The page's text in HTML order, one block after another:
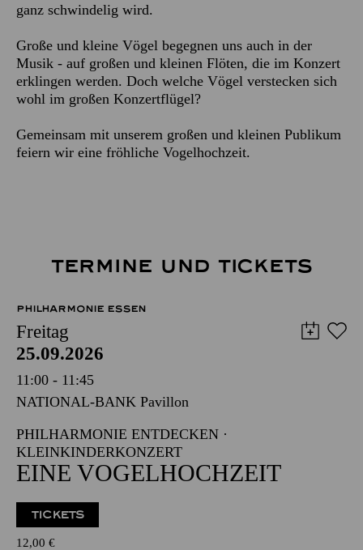
ganz schwindelig wird.
Große und kleine Vögel begegnen uns auch in der
Musik - auf großen und kleinen Flöten, die im Konzert
erklingen werden. Doch welche Vögel verstecken sich
wohl im großen Konzertflügel?
Gemeinsam mit unserem großen und kleinen Publikum
feiern wir eine fröhliche Vogelhochzeit.
TERMINE UND TICKETS
PHILHARMONIE ESSEN
Freitag
25.09.2026
11:00 - 11:45
NATIONAL-BANK Pavillon
PHILHARMONIE ENTDECKEN ·
KLEINKINDERKONZERT
EINE VOGELHOCHZEIT
TICKETS
12,00 €